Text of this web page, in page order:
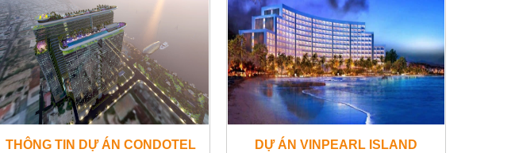
THÔNG TIN DỰ ÁN CONDOTEL
DỰ ÁN VINPEARL ISLAND